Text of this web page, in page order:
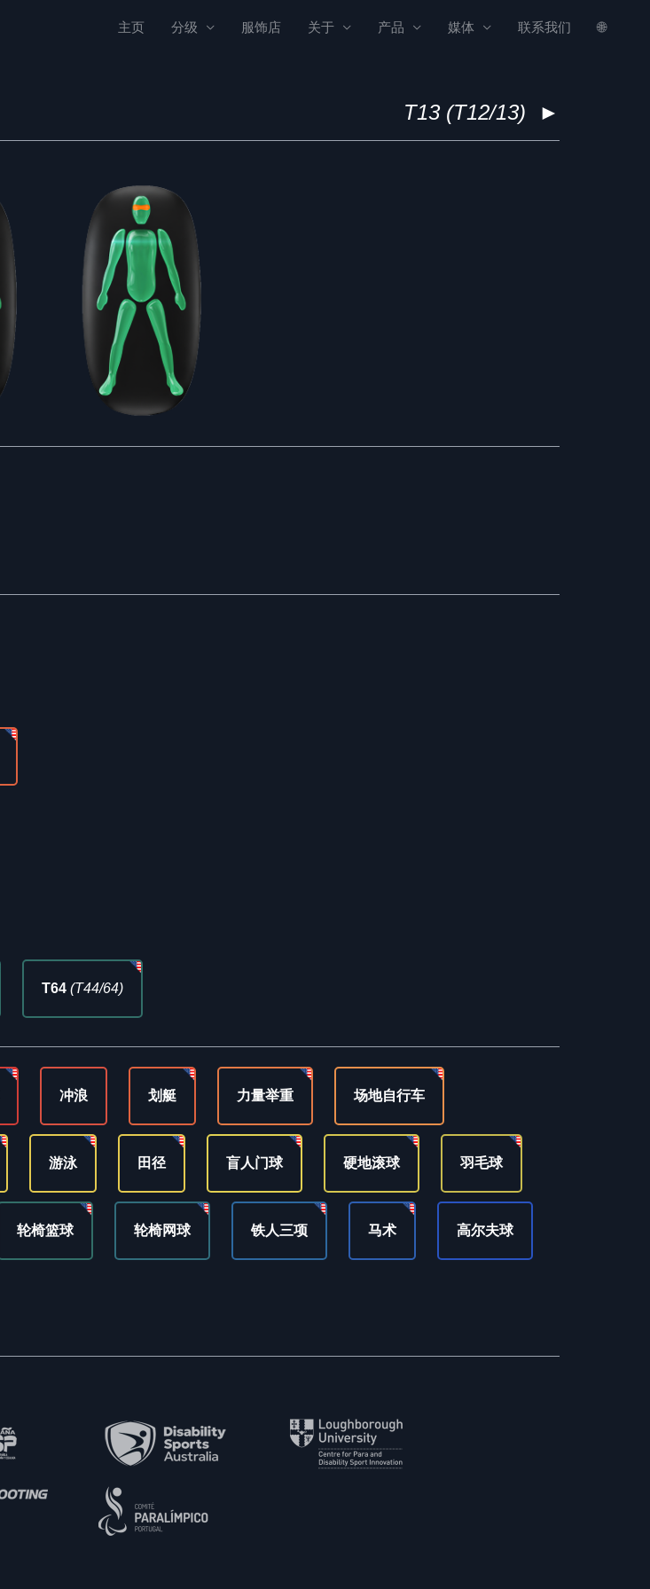
主页 分级 服饰店 关于 产品 媒体 联系我们 🌐
►
T13 (T12/13)
T64 (T44/64)
冲浪 划艇 力量举重 场地自行车
游泳 田径 盲人门球 硬地滚球 羽毛球
轮椅篮球 轮椅网球 铁人三项 马术 高尔夫球